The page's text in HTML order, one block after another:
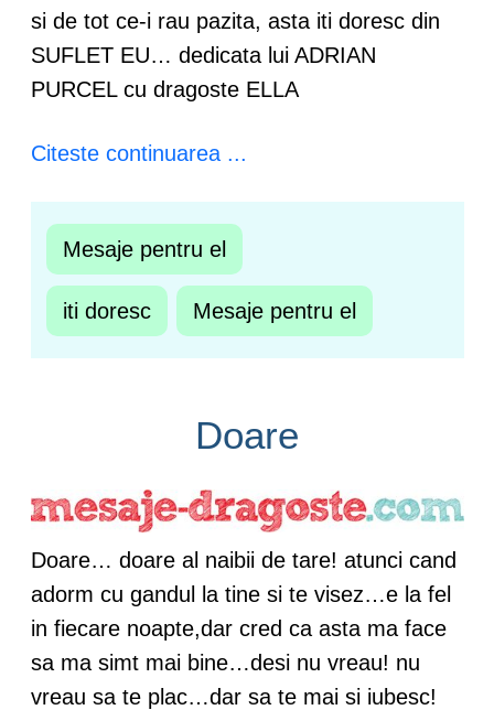
si de tot ce-i rau pazita, asta iti doresc din
SUFLET EU… dedicata lui ADRIAN
PURCEL cu dragoste ELLA
Citeste continuarea ...
Mesaje pentru el
iti doresc Mesaje pentru el
Doare
Doare… doare al naibii de tare! atunci cand
adorm cu gandul la tine si te visez…e la fel
in fiecare noapte,dar cred ca asta ma face
sa ma simt mai bine…desi nu vreau! nu
vreau sa te plac…dar sa te mai si iubesc!